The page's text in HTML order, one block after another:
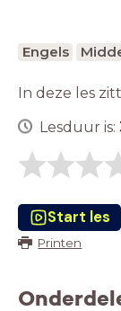
Engels
In deze les
Lesduur is:
Start les
Printen